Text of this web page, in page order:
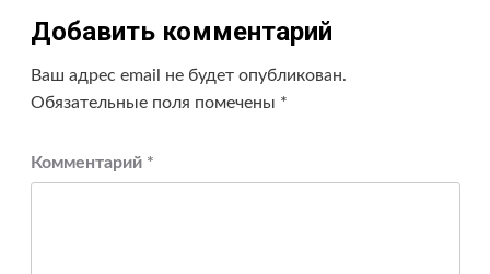
Добавить комментарий
Ваш адрес email не будет опубликован.
Обязательные поля помечены *
Комментарий *